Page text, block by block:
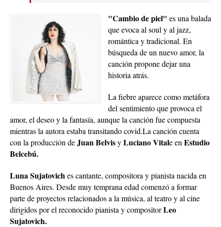
"Cambio de piel" es una balada
que evoca al soul y al jazz,
romántica y tradicional. En
búsqueda de un nuevo amor, la
canción propone dejar una
historia atrás.
La fiebre aparece como metáfora
del sentimiento que provoca el
amor, el deseo y la fantasía, aunque la canción fue compuesta
mientras la autora estaba transitando covid.La canción cuenta
con la producción deJuan BelvisyLuciano Vitale en Estudio
Belcebú.
Luna Sujatoviches cantante, compositora y pianista nacida en
Buenos Aires. Desde muy temprana edad comenzó a formar
parte de proyectos relacionados a la música, al teatro y al cine
dirigidos por el reconocido pianista y compositorLeo
Sujatovich.